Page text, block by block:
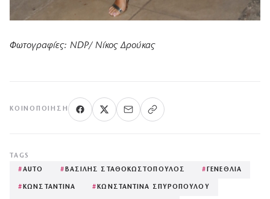
Φωτογραφίες: NDP/ Νίκος Δρούκας
ΚΟΙΝΟΠΟΊΗΣΗ
TAGS
#AUTO # ΒΑΣΙΛΗΣ ΣΤΑΘΟΚΩΣΤΟΠΟΥΛΟΣ # ΓΕΝΕΘΛΙΑ
# ΚΩΝΣΤΑΝΤΙΝΑ # ΚΩΝΣΤΑΝΤΙΝΑ ΣΠΥΡΟΠΟΥΛΟΥ